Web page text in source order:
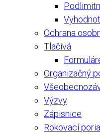
Ochrana
Tlačivá
Organizačný
Výzvy
Zápisnice
Rokovací